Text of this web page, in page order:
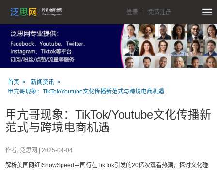
登录 免费注册
首页
新闻资讯
甲亢哥现象：TikTok/Youtube文化传播新范式与跨境电商机遇
甲亢哥现象：TikTok/Youtube文化传播新
范式与跨境电商机遇
作者: 泛思网 | 2025-04-04
解析美国网红IShowSpeed中国行在TikTok引发的20亿次观看热潮，探讨文化碰